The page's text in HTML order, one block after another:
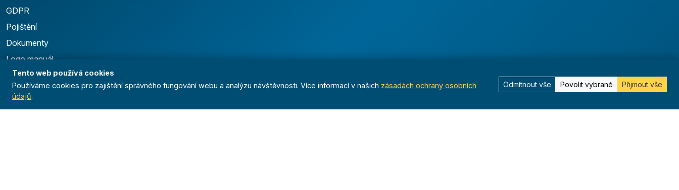
GDPR
Pojištění
Dokumenty
Logo manuál
Tento web používá cookies
Používáme cookies pro zajištění správného fungování webu a analýzu návštěvnosti. Více informací v našich zásadách ochrany osobních
údajů.
Odmítnout vše Povolit vybrané Přijmout vše